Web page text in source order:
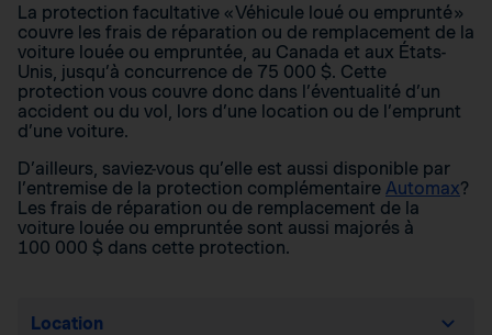
La protection facultative « Véhicule loué ou emprunté »
couvre les frais de réparation ou de remplacement de la
voiture louée ou empruntée, au Canada et aux États-
Unis, jusqu’à concurrence de 75 000 $. Cette
protection vous couvre donc dans l’éventualité d’un
accident ou du vol, lors d’une location ou de l’emprunt
d’une voiture.
D’ailleurs, saviez-vous qu’elle est aussi disponible par
l’entremise de la protection complémentaire Automax?
Les frais de réparation ou de remplacement de la
voiture louée ou empruntée sont aussi majorés à
100 000 $ dans cette protection.
Location